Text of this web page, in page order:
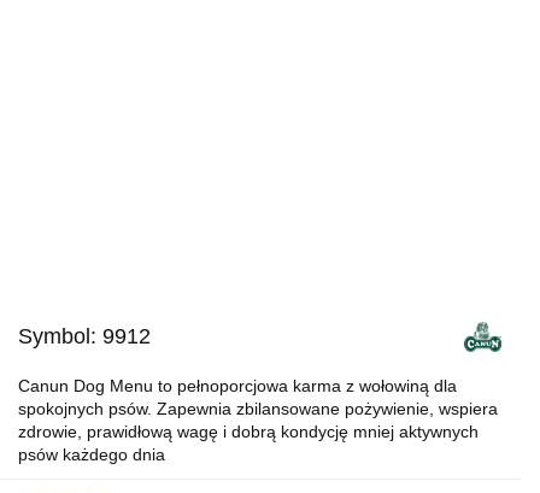
Symbol: 9912
Canun Dog Menu to pełnoporcjowa karma z wołowiną dla
spokojnych psów. Zapewnia zbilansowane pożywienie, wspiera
zdrowie, prawidłową wagę i dobrą kondycję mniej aktywnych
psów każdego dnia